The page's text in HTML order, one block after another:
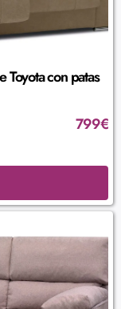
con patas
799€